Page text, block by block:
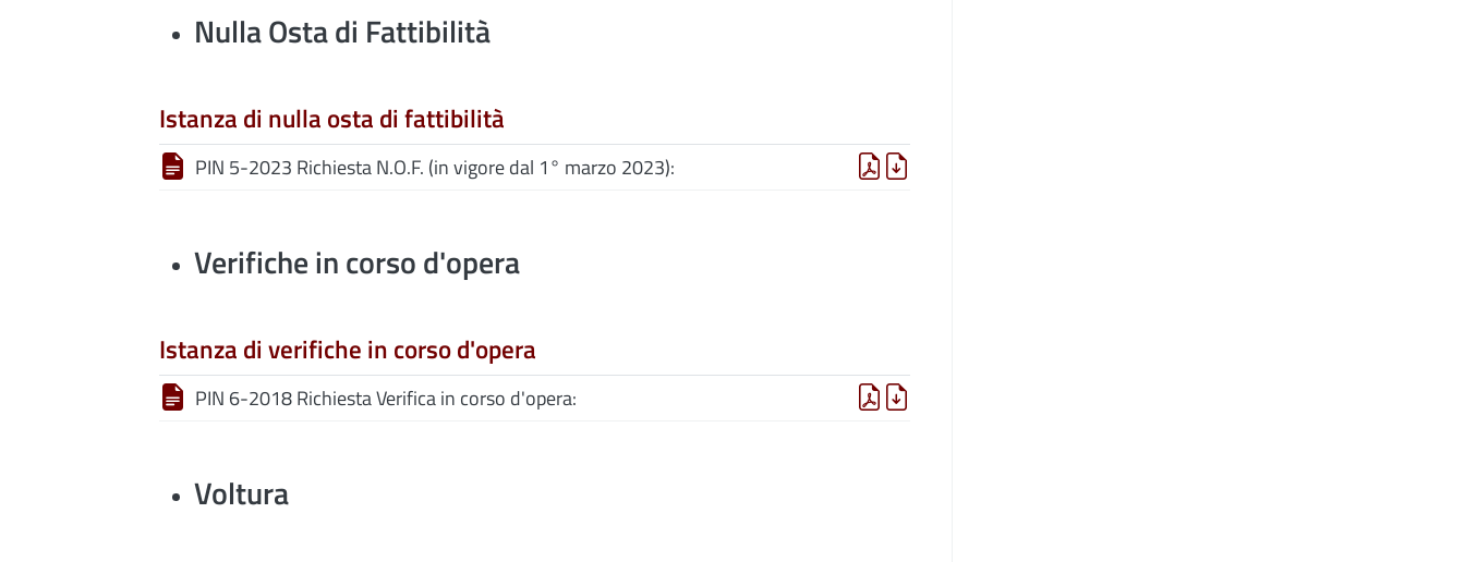
Nulla Osta di Fattibilità
Istanza di nulla osta di fattibilità
PIN 5-2023 Richiesta N.O.F. (in vigore dal 1° marzo 2023):
Verifiche in corso d'opera
Istanza di verifiche in corso d'opera
PIN 6-2018 Richiesta Verifica in corso d'opera:
Voltura